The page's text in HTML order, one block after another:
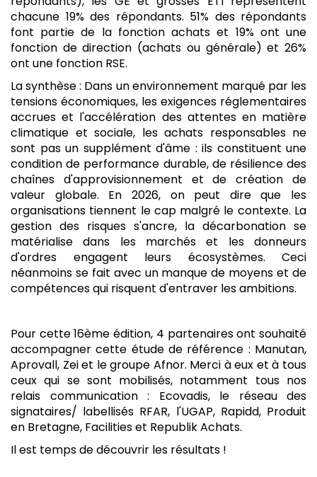
chacune 19% des répondants. 51% des répondants
font partie de la fonction achats et 19% ont une
fonction de direction (achats ou générale) et 26%
ont une fonction RSE.
La synthèse : Dans un environnement marqué par les
tensions économiques, les exigences réglementaires
accrues et l'accélération des attentes en matière
climatique et sociale, les achats responsables ne
sont pas un supplément d'âme : ils constituent une
condition de performance durable, de résilience des
chaînes d'approvisionnement et de création de
valeur globale. En 2026, on peut dire que les
organisations tiennent le cap malgré le contexte. La
gestion des risques s'ancre, la décarbonation se
matérialise dans les marchés et les donneurs
d'ordres engagent leurs écosystèmes. Ceci
néanmoins se fait avec un manque de moyens et de
compétences qui risquent d'entraver les ambitions.
Pour cette 16ème édition, 4 partenaires ont souhaité
accompagner cette étude de référence : Manutan,
Aprovall, Zei et le groupe Afnor. Merci à eux et à tous
ceux qui se sont mobilisés, notamment tous nos
relais communication : Ecovadis, le réseau des
signataires/ labellisés RFAR, l'UGAP, Rapidd, Produit
en Bretagne, Facilities et Republik Achats.
Il est temps de découvrir les résultats !